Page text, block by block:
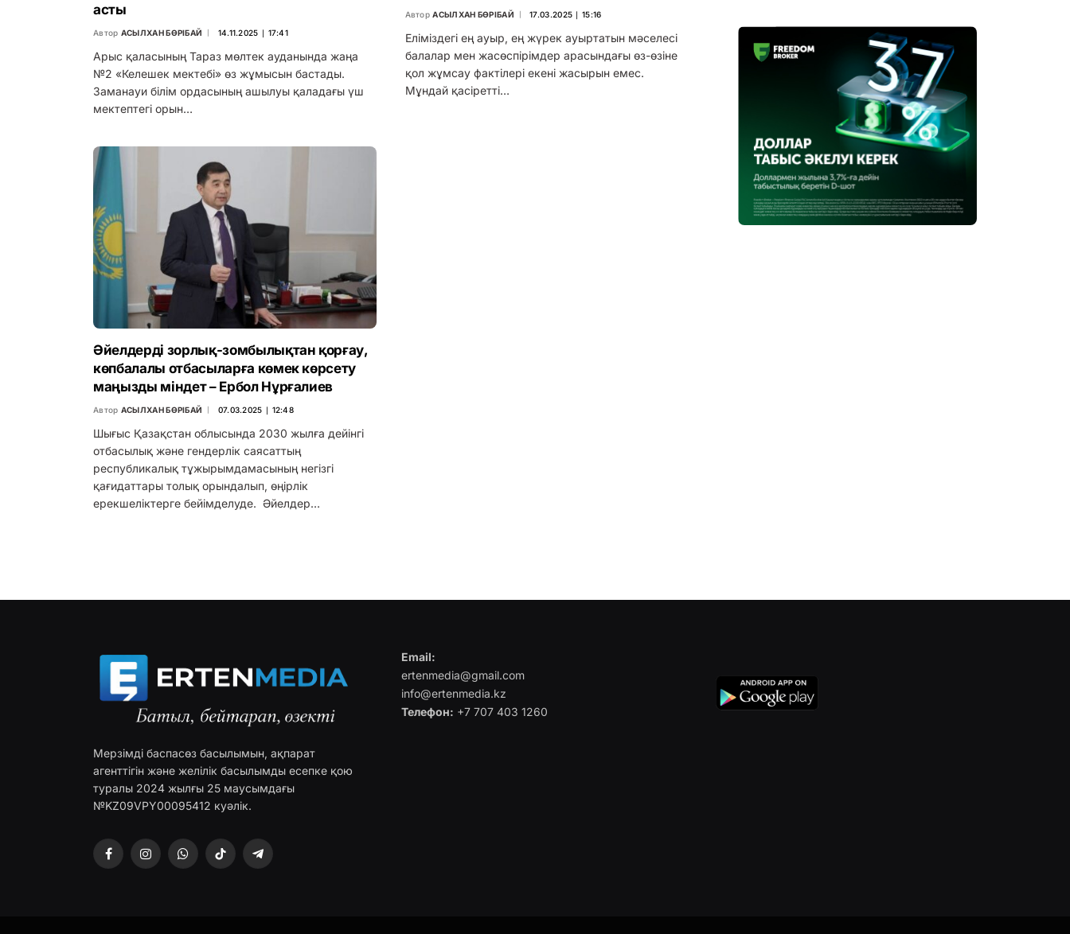
асты
Автор АСЫЛХАН БӨРІБАЙ 14.11.2025 ∣ 17:41
Арыс қаласының Тараз мөлтек ауданында жаңа
№2 «Келешек мектебі» өз жұмысын бастады.
Заманауи білім ордасының ашылуы қаладағы үш
мектептегі орын…
Автор АСЫЛХАН БӨРІБАЙ 17.03.2025 ∣ 15:16
Еліміздегі ең ауыр, ең жүрек ауыртатын мәселесі
балалар мен жасөспірімдер арасындағы өз-өзіне
қол жұмсау фактілері екені жасырын емес.
Мұндай қасіретті…
Әйелдерді зорлық-зомбылықтан қорғау,
көпбалалы отбасыларға көмек көрсету
маңызды міндет – Ербол Нұрғалиев
Автор АСЫЛХАН БӨРІБАЙ 07.03.2025 ∣ 12:48
Шығыс Қазақстан облысында 2030 жылға дейінгі
отбасылық және гендерлік саясаттың
республикалық тұжырымдамасының негізгі
қағидаттары толық орындалып, өңірлік
ерекшеліктерге бейімделуде. Әйелдер…
Мерзімді баспасөз басылымын, ақпарат
агенттігін және желілік басылымды есепке қою
туралы 2024 жылғы 25 маусымдағы
№KZ09VPY00095412 куәлік.
FacebookInstagramWhatsAppTikTok Telegram
Email:
ertenmedia@gmail.com
info@ertenmedia.kz
Телефон: +7 707 403 1260